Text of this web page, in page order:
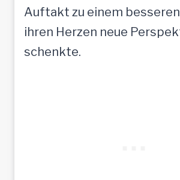
Auftakt zu einem
ihren Herzen neue
schenkte.